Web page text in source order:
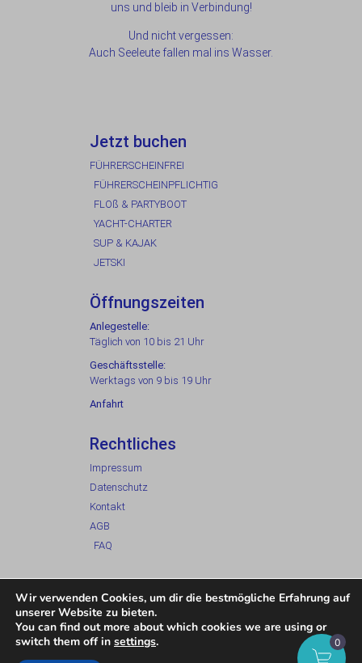
uns und bleib in Verbindung!
Und nicht vergessen:
Auch Seeleute fallen mal ins Wasser.
Jetzt buchen
FÜHRERSCHEINFREI
FÜHRERSCHEINPFLICHTIG
FLOß & PARTYBOOT
YACHT-CHARTER
SUP & KAJAK
JETSKI
Öffnungszeiten
Anlegestelle:
Täglich von 10 bis 21 Uhr
Geschäftsstelle:
Werktags von 9 bis 19 Uhr
Anfahrt
Rechtliches
Impressum
Datenschutz
Kontakt
AGB
FAQ
© Alle Rechte vorbehalten.
Wir verwenden Cookies, um dir die bestmögliche Erfahrung auf
unserer Website zu bieten.
You can find out more about which cookies we are using or
switch them off in settings.